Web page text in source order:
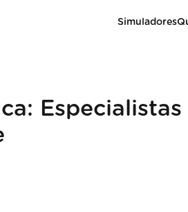
Simuladores
Especialistas